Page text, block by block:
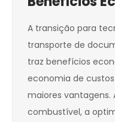
A transição para
transporte de
traz benefícios
economia de
maiores vantagens.
combustível, a